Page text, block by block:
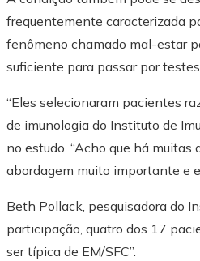
frequentemente caracterizada
fenômeno chamado mal-estar
suficiente para passar por
“Eles selecionaram pacientes
de imunologia do Instituto de
no estudo. “Acho que há
abordagem muito importante e
Beth Pollack, pesquisadora do
participação, quatro dos 17
ser típica de EM/SFC”.